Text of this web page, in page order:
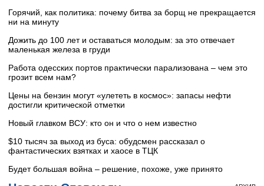
Горячий, как политика: почему битва за борщ не прекращается
ни на минуту
Дожить до 100 лет и оставаться молодым: за это отвечает
маленькая железа в груди
Работа одесских портов практически парализована – чем это
грозит всем нам?
Цены на бензин могут «улететь в космос»: запасы нефти
достигли критической отметки
Новый главком ВСУ: кто он и что о нем известно
$10 тысяч за выход из буса: обудсмен рассказал о
фантастических взятках и хаосе в ТЦК
Будет большая война – решение, похоже, уже принято